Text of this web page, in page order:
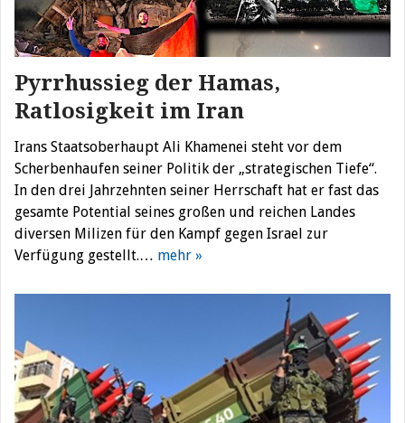
Pyrrhussieg der Hamas,
Ratlosigkeit im Iran
Irans Staatsoberhaupt Ali Khamenei steht vor dem
Scherbenhaufen seiner Politik der „strategischen Tiefe“.
In den drei Jahrzehnten seiner Herrschaft hat er fast das
gesamte Potential seines großen und reichen Landes
diversen Milizen für den Kampf gegen Israel zur
Verfügung gestellt.… mehr »